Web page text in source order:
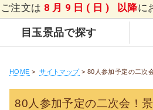
注文は 8月9日(日) 以降に
目玉景品で探す
HOME >サイトマップ> 80人参加予定の二次
80人参加予定の二次会！